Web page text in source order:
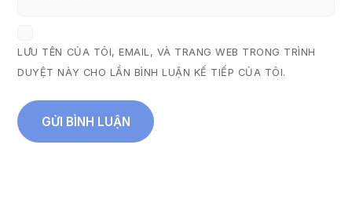
LƯU TÊN CỦA TÔI, EMAIL, VÀ TRANG WEB TRONG TRÌNH
DUYỆT NÀY CHO LẦN BÌNH LUẬN KẾ TIẾP CỦA TÔI.